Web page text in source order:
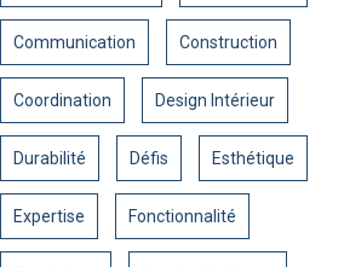
Communication Construction
Coordination Design Intérieur
Durabilité Défis Esthétique
Expertise Fonctionnalité